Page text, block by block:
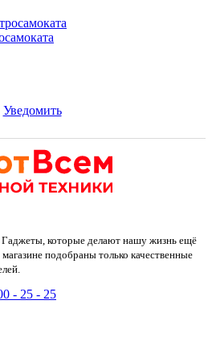
Уведомить
которые делают нашу жизнь ещё
подобраны только качественные
- 25 - 25